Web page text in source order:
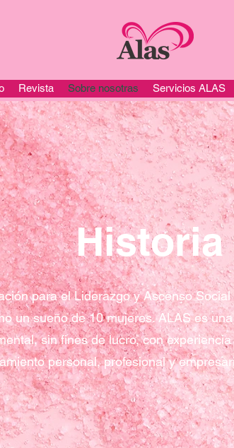
Revista Sobre nosotras Servicios ALAS
Historia
para el Liderazgo y Ascenso
un sueño de 10 mujeres. ALAS es
sin fines de lucro, con
personal, profesional y